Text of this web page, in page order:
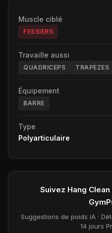
Muscle ciblé
FESSIERS
Travaille aussi
QUADRICEPS TRAPÈZES
Équipement
BARRE
Type
Polyarticulaire
Suivez Hang
Suggestions de poids IA ·
14 jours